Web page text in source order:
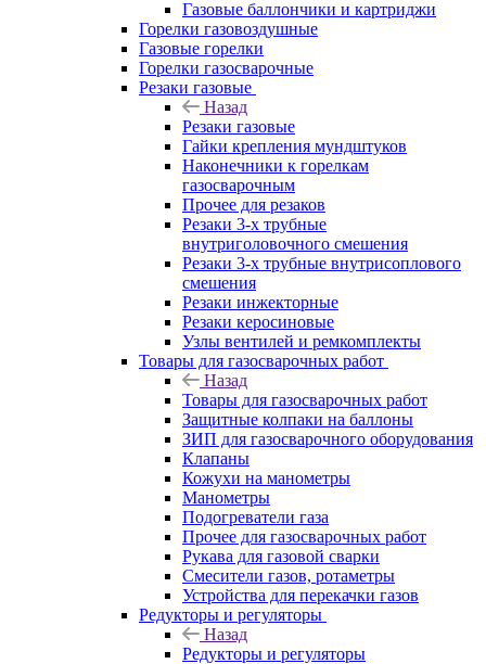
Газовые баллончики и картриджи
Горелки газовоздушные
Газовые горелки
Горелки газосварочные
Резаки газовые
Назад
Резаки газовые
Гайки крепления мундштуков
Наконечники к горелкам
газосварочным
Прочее для резаков
Резаки 3-х трубные
внутриголовочного смешения
Резаки 3-х трубные внутрисоплового
смешения
Резаки инжекторные
Резаки керосиновые
Узлы вентилей и ремкомплекты
Товары для газосварочных работ
Назад
Товары для газосварочных работ
Защитные колпаки на баллоны
ЗИП для газосварочного оборудования
Клапаны
Кожухи на манометры
Манометры
Подогреватели газа
Прочее для газосварочных работ
Рукава для газовой сварки
Смесители газов, ротаметры
Устройства для перекачки газов
Редукторы и регуляторы
Назад
Редукторы и регуляторы